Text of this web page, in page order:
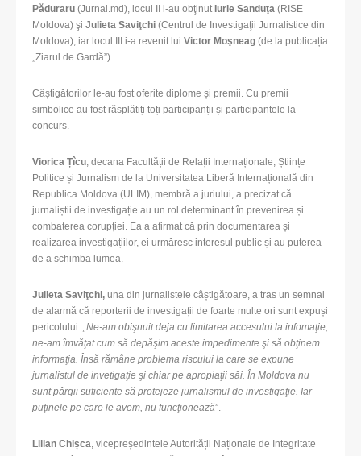
Păduraru (Jurnal.md), locul II l-au obţinut Iurie Sanduţa (RISE
Moldova) şi Julieta Saviţchi (Centrul de Investigaţii Jurnalistice din
Moldova), iar locul III i-a revenit lui Victor Moşneag (de la publicația
„Ziarul de Gardă”).
Câștigătorilor le-au fost oferite diplome și premii. Cu premii
simbolice au fost răsplătiți toți participanții și participantele la
concurs.
Viorica Țîcu, decana Facultății de Relații Internaționale, Științe
Politice și Jurnalism de la Universitatea Liberă Internațională din
Republica Moldova (ULIM), membră a juriului, a precizat că
jurnaliștii de investigație au un rol determinant în prevenirea și
combaterea corupției. Ea a afirmat că prin documentarea și
realizarea investigațiilor, ei urmăresc interesul public și au puterea
de a schimba lumea.
Julieta Saviţchi, una din jurnalistele câștigătoare, a tras un semnal
de alarmă că reporterii de investigații de foarte multe ori sunt expuși
pericolului. „Ne-am obişnuit deja cu limitarea accesului la infomaţie,
ne-am îmvăţat cum să depăşim aceste impedimente şi să obţinem
informaţia. Însă rămâne problema riscului la care se expune
jurnalistul de invetigaţie şi chiar pe apropiaţii săi. În Moldova nu
sunt pârgii suficiente să protejeze jurnalismul de investigaţie. Iar
puţinele pe care le avem, nu funcţionează”.
Lilian Chișca, vicepreședintele Autorității Naționale de Integritate